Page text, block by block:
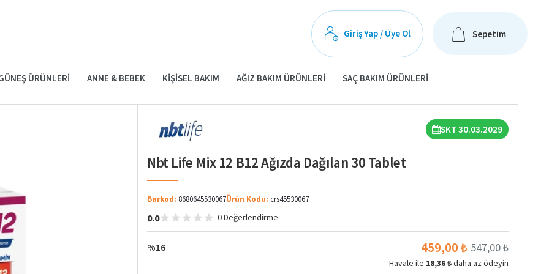
Giriş Yap / Üye Ol Sepetim
ÜRÜNLERI ANNE & BEBEK KIŞISEL BAKIM AĞIZ BAKIM ÜRÜNLERI SAÇ BAKIM ÜRÜNLERI
SKT 30.03.2029
Nbt Life Mix 12 B12 Ağızda Dağılan 30 Tablet
Barkod: 8680645530067Ürün Kodu: crs45530067
0.0 0 Değerlendirme
%16 459,00 ₺ 547,00 ₺
Havale ile 18,36 ₺daha az ödeyin